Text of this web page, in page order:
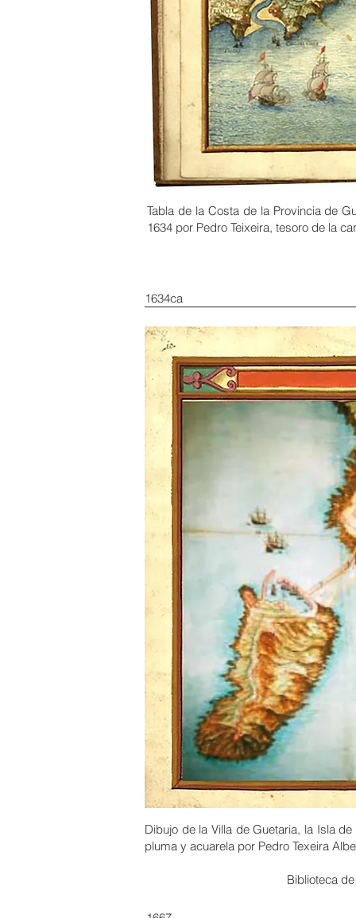
Tabla de la Costa de la Provincia de
1634 por Pedro Teixeira, tesoro de la
1634ca
Dibujo de la Villa de Guetaria, la Isla
pluma y acuarela por Pedro Texeira
Biblioteca